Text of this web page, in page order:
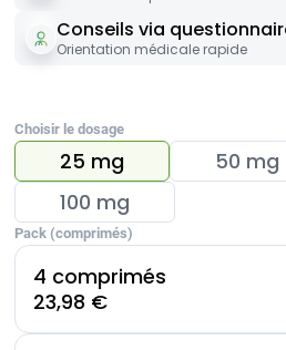
Conseils via
Orientation médicale rapide
Choisir le dosage
25 mg
50 mg
100 mg
Pack (comprimés)
4 comprimés
23,98 €